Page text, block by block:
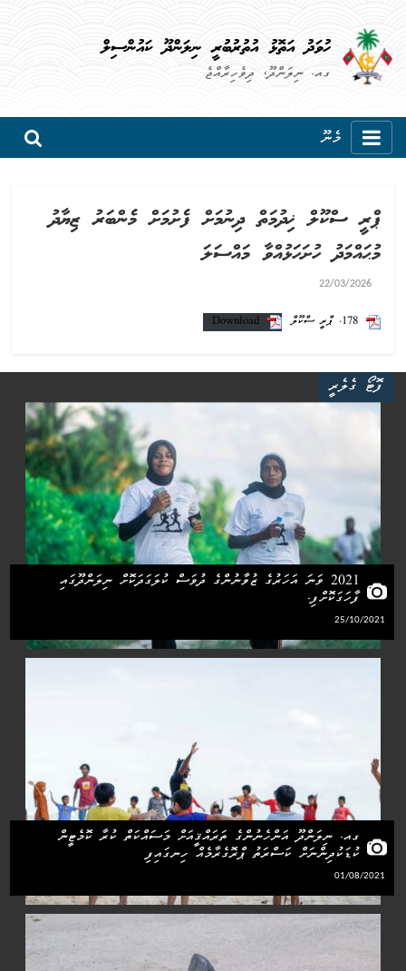
ހުވަދު އަތޮޅު އުތުރުބުރީ ނިލަންދޫ ކައުންސިލް
ގއ. ނިލަންދޫ، ދިވެހިރާއްޖެ
މެނޫ
ޕްރީ ސްކޫލް ޚިދުމަތް ދިނުމަށް ފެށުމަށް މެންބަރު ޒިޔާދު
މުޙައްމަދު ހުށަހަޅުއްވާ މައްސަލަ
22/03/2026
178. ޕްރީ ސްކޫލް Download
ފޮޓޯ ގެލެރީ
2021 ވަނަ އަހަރުގެ ޒުވާނުންގެ ދުވަސް ކުލަގަދަކޮށް ނިލަންދޫގައި
ފާހަގަކޮށްފި.
25/10/2021
ގއ. ނިލަންދޫ އަންހެނުންގެ ތަރައްޤީއަށް މަސައްކަތް ކުރާ ކޮމެޓީން
ކުޑަކުދިންނަށް ކަސްރަތު ޕްރޮގެރާމެއް ހިނގައިފި
01/08/2021